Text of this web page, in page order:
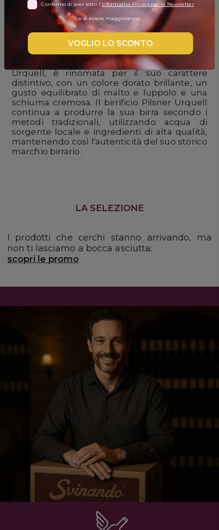
DISPENSA
TUTTO A
Accedi
Gift
Card
Preferiti
Il birrificio Pilsner Urquell è un'icona della
birra ceca, con una storia che risale al 1842.
Situato nella città di Plzeň, è famoso per la
creazione del primo stile di birra Pilsner al
mondo. La sua birra omonima, Pilsner
Urquell, è rinomata per il suo carattere
distintivo, con un colore dorato brillante, un
gusto equilibrato di malto e luppolo e una
schiuma cremosa. Il birrificio Pilsner Urquell
continua a produrre la sua birra secondo i
metodi tradizionali, utilizzando acqua di
sorgente locale e ingredienti di alta qualità,
mantenendo così l'autenticità del suo storico
marchio birrario.
LA SELEZIONE
I prodotti che cerchi stanno arrivando, ma
non ti lasciamo a bocca asciutta:
scopri le promo
Confermo di aver letto l'Informativa Privacy per la Newsletter
e di essere maggiorenne
VOGLIO LO SCONTO